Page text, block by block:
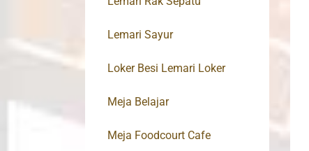
Lemari Sayur
Loker Besi Lemari Loker
Meja Belajar
Meja Foodcourt Cafe